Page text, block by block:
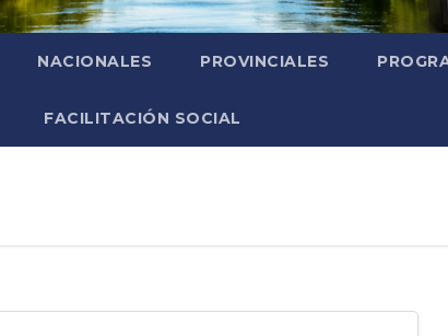
NACIONALES PROVINCIALES
FACILITACIÓN SOCIAL